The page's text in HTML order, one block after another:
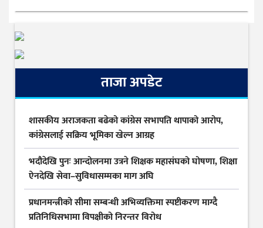
ताजा अपडेट
शासकीय अराजकता बढेको कांग्रेस सभापति थापाको आरोप,
कांग्रेसलाई सक्रिय भूमिका खेल्न आग्रह
भदौदेखि पुनः आन्दोलनमा उत्रने शिक्षक महासंघको घोषणा, शिक्षा
ऐनदेखि सेवा–सुविधासम्मका माग अघि
प्रधानमन्त्रीको सीमा सम्बन्धी अभिव्यक्तिमा स्पष्टीकरण माग्दै
प्रतिनिधिसभामा विपक्षीको निरन्तर विरोध